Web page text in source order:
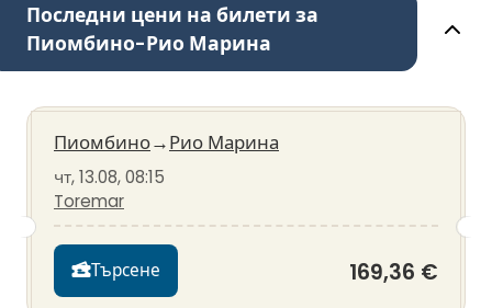
Последни цени на билети за
Пиомбино-Рио Марина
Пиомбино→Рио Марина
чт, 13.08, 08:15
Toremar
Търсене 169,36 €